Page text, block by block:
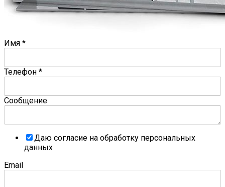
Имя *
Телефон *
Сообщение
Даю согласие на обработку персональных
данных
Email